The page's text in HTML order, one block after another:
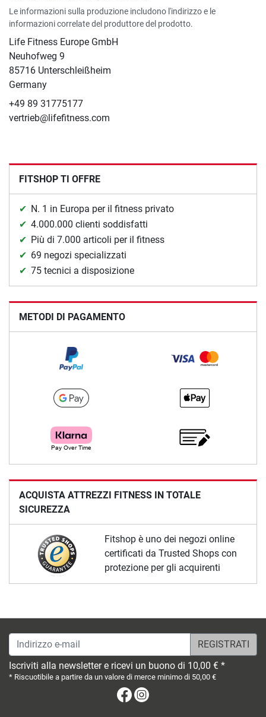
Le informazioni sulla produzione includono l'indirizzo e le
informazioni correlate del produttore del prodotto.
Life Fitness Europe GmbH
Neuhofweg 9
85716 Unterschleißheim
Germany
+49 89 31775177
vertrieb@lifefitness.com
FITSHOP TI OFFRE
N. 1 in Europa per il fitness privato
4.000.000 clienti soddisfatti
Più di 7.000 articoli per il fitness
69 negozi specializzati
75 tecnici a disposizione
METODI DI PAGAMENTO
ACQUISTA ATTREZZI FITNESS IN TOTALE
SICUREZZA
Fitshop è uno dei negozi online
certificati da Trusted Shops con
protezione per gli acquirenti
Indirizzo e-mail
Iscriviti alla newsletter e ricevi un buono di 10,00 € *
* Riscuotibile a partire da un valore di merce minimo di 50,00 €
Facebook